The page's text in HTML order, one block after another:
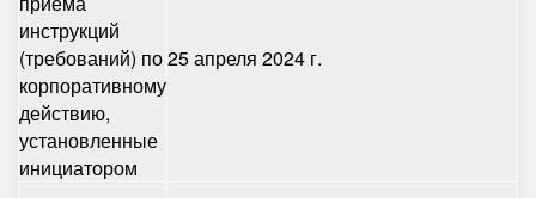
инструкций
(требований) по
корпоративному
действию,
установленные
инициатором
25 апреля 2024 г.